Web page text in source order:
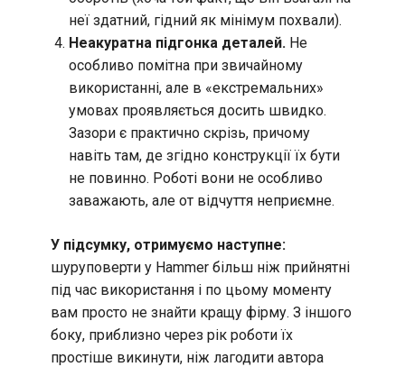
неї здатний, гідний як мінімум похвали).
Неакуратна підгонка деталей. Не
особливо помітна при звичайному
використанні, але в «екстремальних»
умовах проявляється досить швидко.
Зазори є практично скрізь, причому
навіть там, де згідно конструкції їх бути
не повинно. Роботі вони не особливо
заважають, але от відчуття неприємне.
У підсумку, отримуємо наступне:
шуруповерти у Hammer більш ніж прийнятні
під час використання і по цьому моменту
вам просто не знайти кращу фірму. З іншого
боку, приблизно через рік роботи їх
простіше викинути, ніж лагодити автора